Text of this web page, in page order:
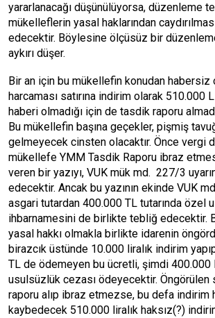
yararlanacağı düşünülüyorsa, düzenleme
mükelleflerin yasal haklarından
edecektir. Böylesine ölçüsüz bir
aykırı düşer.
Bir an için bu mükellefin konudan habersiz
harcaması satırına indirim olarak 510.000
haberi olmadığı için de tasdik raporu
Bu mükellefin başına geçekler, pişmiş
gelmeyecek cinsten olacaktır. Önce vergi
mükellefe YMM Tasdik Raporu ibraz
veren bir yazıyı, VUK mük md. 227/3
edecektir. Ancak bu yazının ekinde VUK
asgari tutardan 400.000 TL tutarında özel
ihbarnamesini de birlikte tebliğ edecektir.
yasal hakkı olmakla birlikte idarenin
birazcık üstünde 10.000 liralık indirim
TL de ödemeyen bu ücretli, şimdi 400.000
usulsüzlük cezası ödeyecektir.
raporu alıp ibraz etmezse, bu defa indirim
kaybedecek 510.000 liralık haksız(?)